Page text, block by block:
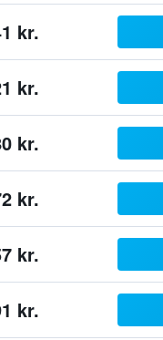
kr.
kr.
kr.
kr.
kr.
kr.